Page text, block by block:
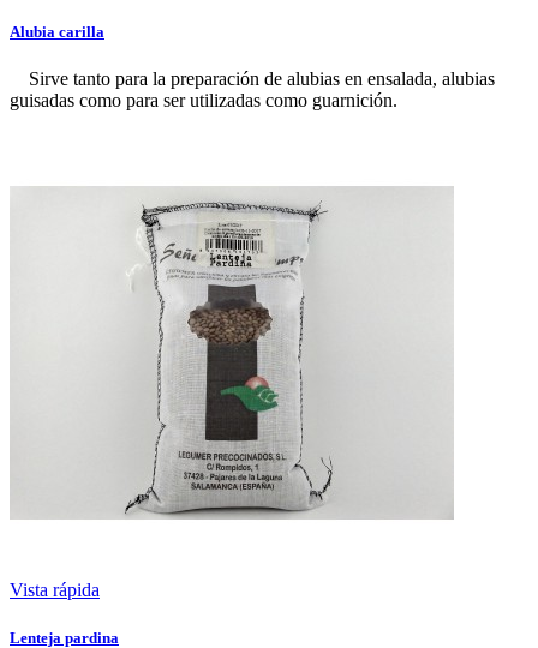
Alubia carilla
Sirve tanto para la preparación de alubias en ensalada, alubias
guisadas como para ser utilizadas como guarnición.
Vista rápida
Lenteja pardina